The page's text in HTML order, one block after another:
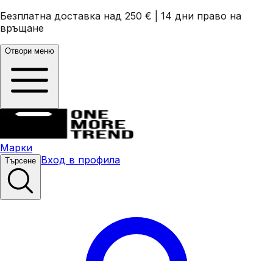
Безплатна доставка над 250 €
14 дни право на
връщане
Отвори меню
Марки
Търсене Вход в профила